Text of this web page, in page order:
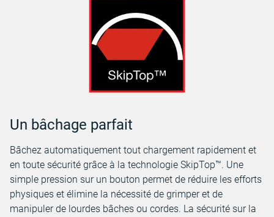
Un bâchage parfait
Bâchez automatiquement tout chargement rapidement et
en toute sécurité grâce à la technologie SkipTop™. Une
simple pression sur un bouton permet de réduire les efforts
physiques et élimine la nécessité de grimper et de
manipuler de lourdes bâches ou cordes. La sécurité sur la